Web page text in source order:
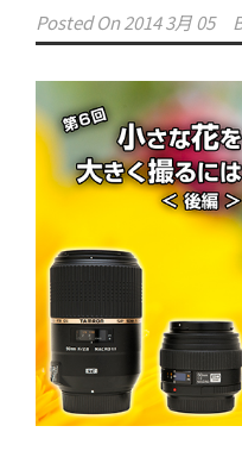
Posted On2014 3月 05